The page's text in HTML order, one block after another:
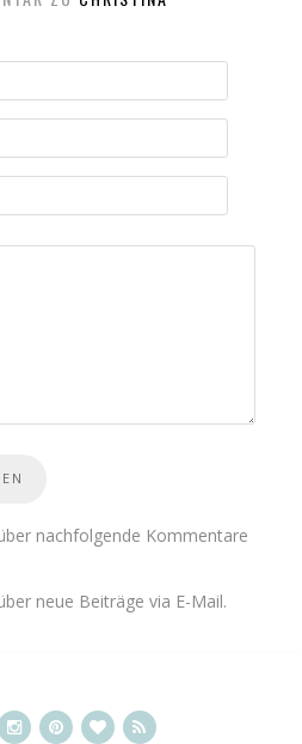
nachfolgende Kommentare
neue Beiträge via E-Mail.